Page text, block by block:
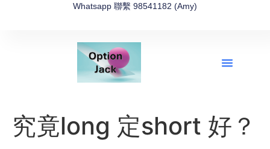
Whatsapp 聯繫 98541182 (Amy)
究竟long 定short 好？